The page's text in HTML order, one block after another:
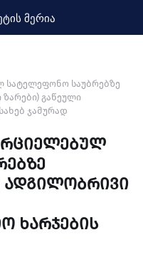
მერია
სატელეფონო საუბრებზე
გაწეული
ჯამურად
ადგილობრივი
ხარჯების